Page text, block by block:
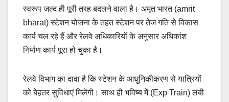
k p
स्वरूप जल्द ही पूरी तरह बदलने वाला है। अमृत भारत (amrit
bharat) स्टेशन योजना के तहत स्टेशन पर तेज गति से विकास
कार्य चल रहे हैं और रेलवे अधिकारियों के अनुसार अधिकांश
निर्माण कार्य पूरा हो चुका है।
रेलवे विभाग का दावा है कि स्टेशन के आधुनिकीकरण से यात्रियों
को बेहतर सुविधाएं मिलेंगी। साथ ही भविष्य में (Exp Train) लंबी